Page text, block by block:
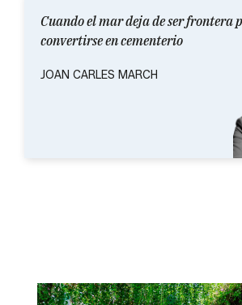
Cuando el mar deja de ser frontera
convertirse en cementerio
JOAN CARLES MARCH